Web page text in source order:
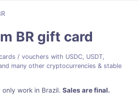
BR gift card
/ vouchers with USDC, USDT,
many other cryptocurrencies & stable
work in Brazil. Sales are final.